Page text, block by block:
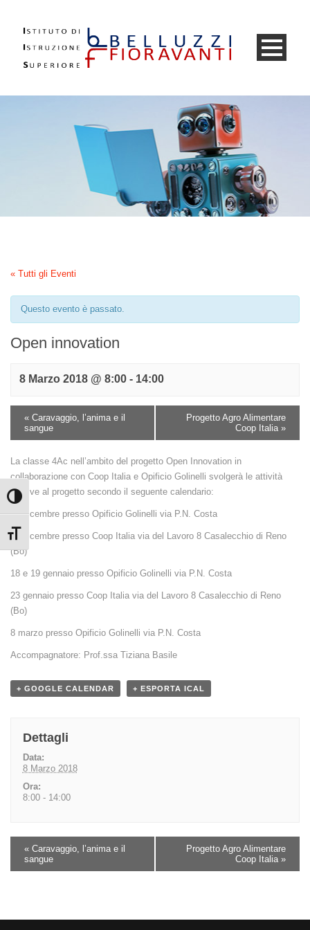
Attiva/disattiva alto contrasto
Attiva/disattiva dimensione testo
« Tutti gli Eventi
Questo evento è passato.
Open innovation
8 Marzo 2018 @ 8:00 - 14:00
« Caravaggio, l’anima e il
sangue
Progetto Agro Alimentare
Coop Italia »
La classe 4Ac nell’ambito del progetto Open Innovation in
collaborazione con Coop Italia e Opificio Golinelli svolgerà le attività
relative al progetto secondo il seguente calendario:
14 dicembre presso Opificio Golinelli via P.N. Costa
18 dicembre presso Coop Italia via del Lavoro 8 Casalecchio di Reno
(Bo)
18 e 19 gennaio presso Opificio Golinelli via P.N. Costa
23 gennaio presso Coop Italia via del Lavoro 8 Casalecchio di Reno
(Bo)
8 marzo presso Opificio Golinelli via P.N. Costa
Accompagnatore: Prof.ssa Tiziana Basile
+ GOOGLE CALENDAR + ESPORTA ICAL
Dettagli
Data:
8 Marzo 2018
Ora:
8:00 - 14:00
« Caravaggio, l’anima e il
sangue
Progetto Agro Alimentare
Coop Italia »